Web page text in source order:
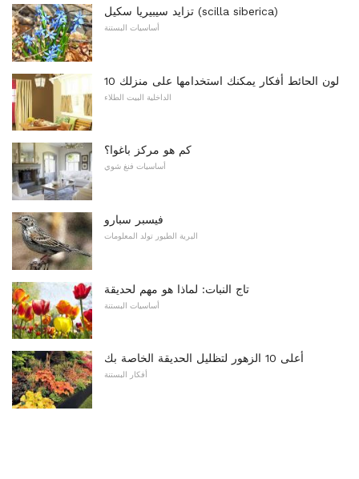
تزايد سيبيريا سكيل (scilla siberica)
أساسيات البستنة
10 لون الحائط أفكار يمكنك استخدامها على منزلك
الداخلية البيت الطلاء
كم هو مركز باغوا؟
أساسيات فنغ شوي
فيسبر سبارو
البرية الطيور تولد المعلومات
تاج النبات: لماذا هو مهم لحديقة
أساسيات البستنة
أعلى 10 الزهور لتظليل الحديقة الخاصة بك
أفكار البستنة